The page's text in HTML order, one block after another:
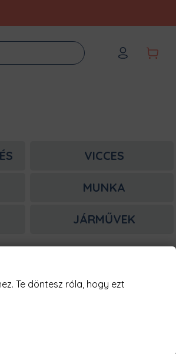
VICCES
MUNKA
JÁRMŰVEK
Póló"
Te döntesz róla, hogy ezt